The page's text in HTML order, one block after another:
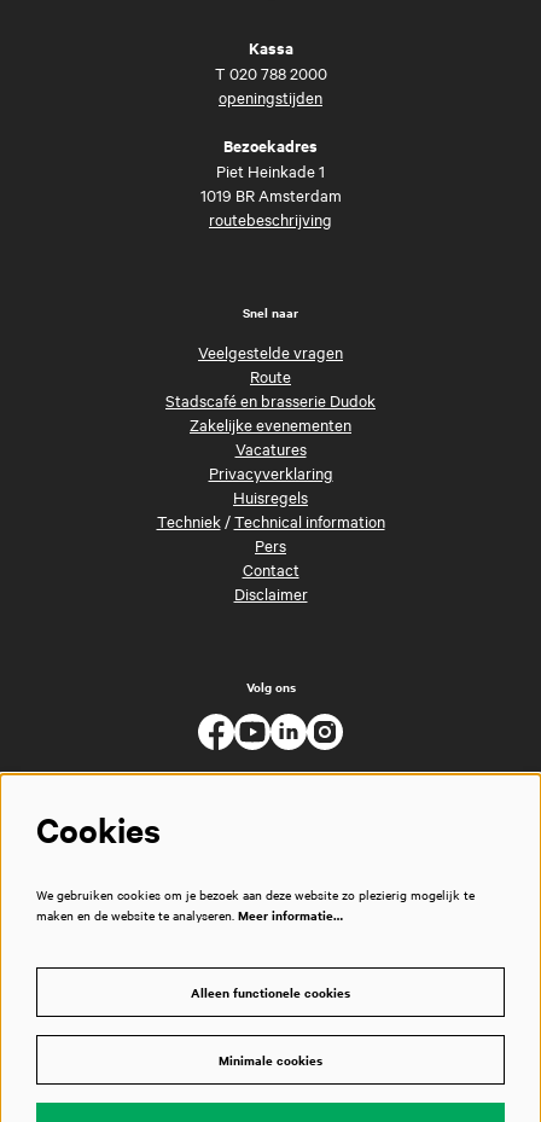
Kassa
T 020 788 2000
openingstijden
Bezoekadres
Piet Heinkade 1
1019 BR Amsterdam
routebeschrijving
Snel naar
Veelgestelde vragen
Route
Stadscafé en brasserie Dudok
Zakelijke evenementen
Vacatures
Privacyverklaring
Huisregels
Techniek/Technical information
Pers
Contact
Disclaimer
Volg ons
Cookies
We gebruiken cookies om je bezoek aan deze website zo plezierig mogelijk te
maken en de website te analyseren. Meer informatie…
Alleen functionele cookies
Minimale cookies